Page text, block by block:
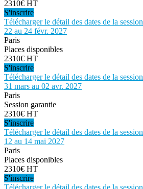
2310€ HT
S'inscrire
Télécharger le détail des dates de la session
22 au 24 févr. 2027
Paris
Places disponibles
2310€ HT
S'inscrire
Télécharger le détail des dates de la session
31 mars au 02 avr. 2027
Paris
Session garantie
2310€ HT
S'inscrire
Télécharger le détail des dates de la session
12 au 14 mai 2027
Paris
Places disponibles
2310€ HT
S'inscrire
Télécharger le détail des dates de la session